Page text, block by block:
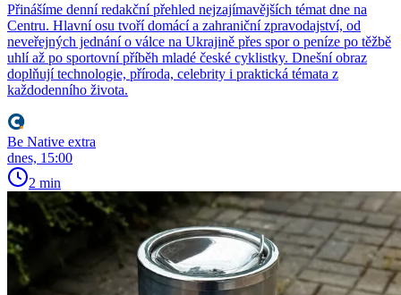
Přinášíme denní redakční přehled nejzajímavějších témat dne na
Centru. Hlavní osu tvoří domácí a zahraniční zpravodajství, od
neveřejných jednání o válce na Ukrajině přes spor o peníze po těžbě
uhlí až po sportovní příběh mladé české cyklistky. Dnešní obraz
doplňují technologie, příroda, celebrity i praktická témata z
každodenního života.
Be Native extra
dnes, 15:00
2 min